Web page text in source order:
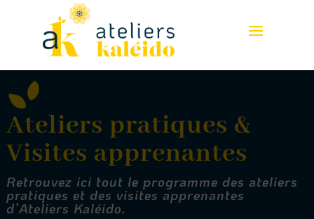
Ateliers pratiques &
Visites apprenantes
Retrouvez ici tout le programme des ateliers
pratiques et des visites apprenantes
d’Ateliers Kaléido.